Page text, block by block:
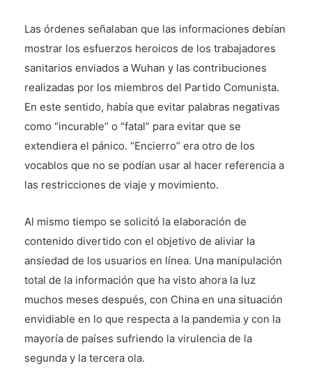
Las órdenes señalaban que las informaciones debían
mostrar los esfuerzos heroicos de los trabajadores
sanitarios enviados a Wuhan y las contribuciones
realizadas por los miembros del Partido Comunista.
En este sentido, había que evitar palabras negativas
como “incurable” o “fatal” para evitar que se
extendiera el pánico. “Encierro” era otro de los
vocablos que no se podían usar al hacer referencia a
las restricciones de viaje y movimiento.
Al mismo tiempo se solicitó la elaboración de
contenido divertido con el objetivo de aliviar la
ansiedad de los usuarios en línea. Una manipulación
total de la información que ha visto ahora la luz
muchos meses después, con China en una situación
envidiable en lo que respecta a la pandemia y con la
mayoría de países sufriendo la virulencia de la
segunda y la tercera ola.